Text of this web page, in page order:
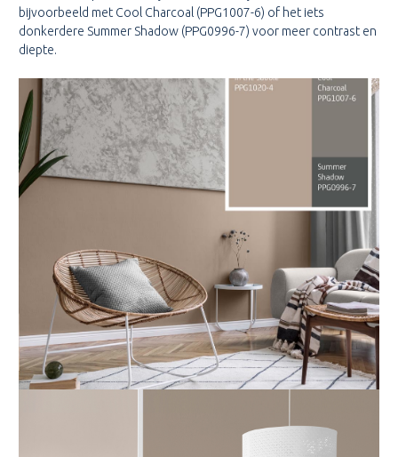
bijvoorbeeld met Cool Charcoal (PPG1007-6) of het iets
donkerdere Summer Shadow (PPG0996-7) voor meer contrast en
diepte.